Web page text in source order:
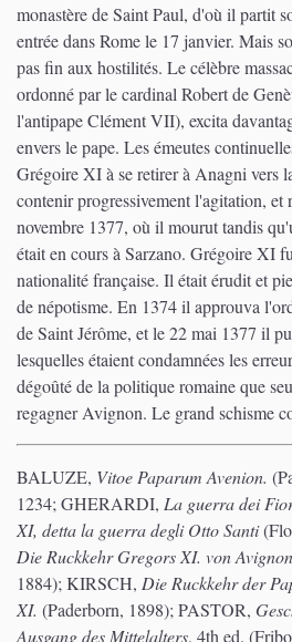
monastère de Saint Paul, d'où il partit
entrée dans Rome le 17 janvier. Mais
pas fin aux hostilités. Le célèbre
ordonné par le cardinal Robert de
l'antipape Clément VII), excita
envers le pape. Les émeutes
Grégoire XI à se retirer à Anagni vers
contenir progressivement l'agitation, et
novembre 1377, où il mourut tandis
était en cours à Sarzano. Grégoire XI
nationalité française. Il était érudit et
de népotisme. En 1374 il approuva
de Saint Jérôme, et le 22 mai 1377 il
lesquelles étaient condamnées les
dégoûté de la politique romaine que
regagner Avignon. Le grand schisme
BALUZE, Vitoe Paparum Avenion.
1234; GHERARDI, La guerra dei
XI, detta la guerra degli Otto Santi
Die Ruckkehr Gregors XI. von
1884); KIRSCH, Die Ruckkehr der
XI. (Paderborn, 1898); PASTOR,
Ausgang des Mittelalters, 4th ed.